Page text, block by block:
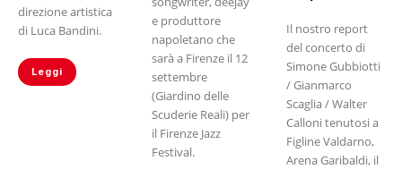
direzione artistica
di Luca Bandini.
Leggi
e produttore
napoletano che
sarà a Firenze il 12
settembre
(Giardino delle
Scuderie Reali) per
il Firenze Jazz
Festival.
Il nostro report
del concerto di
Simone Gubbiotti
/ Gianmarco
Scaglia / Walter
Calloni tenutosi a
Figline Valdarno,
Arena Garibaldi, il